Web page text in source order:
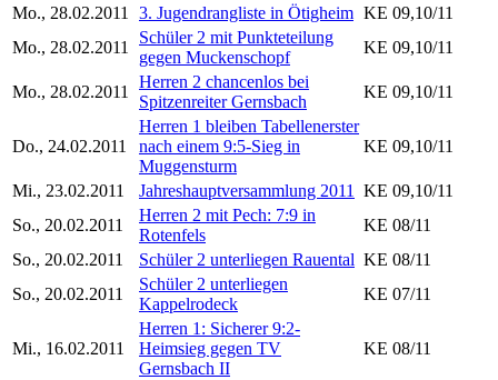
Mo., 28.02.2011 3. Jugendrangliste in Ötigheim KE 09,10/11
Mo., 28.02.2011
Schüler 2 mit Punkteteilung
gegen Muckenschopf
KE 09,10/11
Mo., 28.02.2011
Herren 2 chancenlos bei
Spitzenreiter Gernsbach
KE 09,10/11
Do., 24.02.2011
Herren 1 bleiben Tabellenerster
nach einem 9:5-Sieg in
Muggensturm
KE 09,10/11
Mi., 23.02.2011 Jahreshauptversammlung 2011
KE 09,10/11
So., 20.02.2011
Herren 2 mit Pech: 7:9 in
Rotenfels
KE 08/11
So., 20.02.2011
Schüler 2 unterliegen Rauental KE 08/11
So., 20.02.2011
Schüler 2 unterliegen
Kappelrodeck
KE 07/11
Mi., 16.02.2011
Herren 1: Sicherer 9:2-
Heimsieg gegen TV
Gernsbach II
KE 08/11